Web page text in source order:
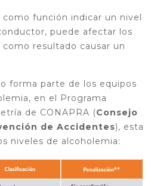
función indicar un nivel
puede afectar los
resultado causar un
forma parte de los equipos
en el Programa
de CONAPRA (Consejo
de Accidentes), esta
niveles de alcoholemia: